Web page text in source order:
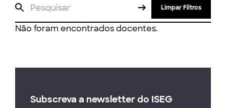
Limpar Filtros
Não foram encontrados docentes.
Subscreva a newsletter do ISEG